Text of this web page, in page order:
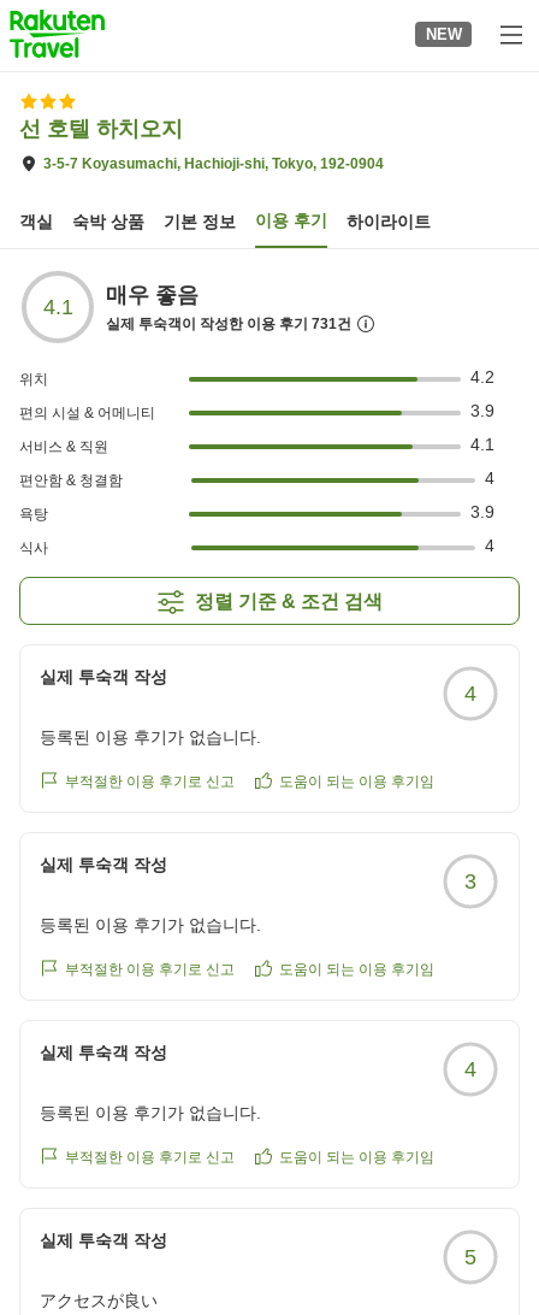
to
top
page
NEW
선 호텔 하치오지
3-5-7 Koyasumachi, Hachioji-shi, Tokyo, 192-0904
객실 숙박 상품 기본 정보 이용 후기 하이라이트
4.1 매우 좋음
실제 투숙객이 작성한 이용 후기 731건
위치 4.2
편의 시설 & 어메니티 3.9
서비스 & 직원 4.1
편안함 & 청결함 4
욕탕 3.9
식사 4
정렬 기준 & 조건 검색
실제 투숙객 작성
4
등록된 이용 후기가 없습니다.
부적절한 이용 후기로 신고 도움이 되는 이용 후기임
실제 투숙객 작성
3
등록된 이용 후기가 없습니다.
부적절한 이용 후기로 신고 도움이 되는 이용 후기임
실제 투숙객 작성
4
등록된 이용 후기가 없습니다.
부적절한 이용 후기로 신고 도움이 되는 이용 후기임
실제 투숙객 작성
5
アクセスが良い